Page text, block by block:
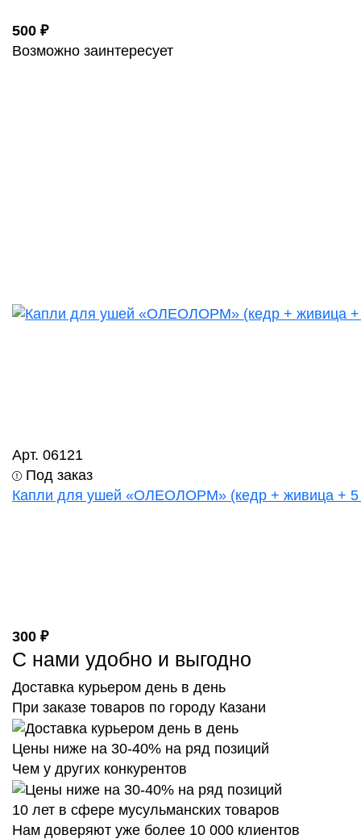
500 ₽
Возможно заинтересует
Арт. 06121
Под заказ
Капли для ушей «ОЛЕОЛОРМ» (кедр + живица +
300 ₽
С нами удобно и выгодно
Доставка курьером день в день
При заказе товаров по городу Казани
Цены ниже на 30-40% на ряд позиций
Чем у других конкурентов
10 лет в сфере мусульманских товаров
Нам доверяют уже более 10 000 клиентов